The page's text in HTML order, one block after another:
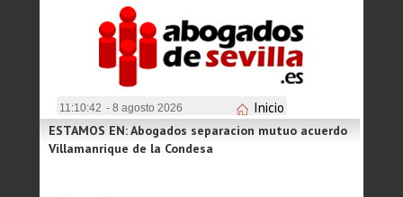
11:10:42 - 8 agosto 2026 Inicio
ESTAMOS EN: Abogados separacion mutuo acuerdo
Villamanrique de la Condesa